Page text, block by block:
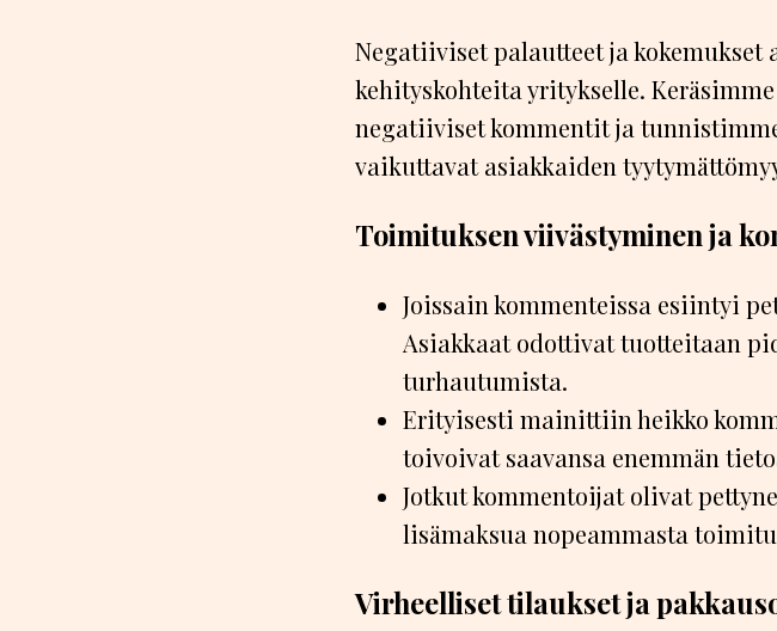
Negatiiviset palautteet ja
kehityskohteita yritykselle.
negatiiviset kommentit ja
vaikuttavat asiakkaiden
Toimituksen viivästyminen ja
Joissain kommenteissa esiintyi
Asiakkaat odottivat tuotteitaan
turhautumista.
Erityisesti mainittiin heikko
toivoivat saavansa enemmän
Jotkut kommentoijat olivat
lisämaksua nopeammasta
Virheelliset tilaukset ja